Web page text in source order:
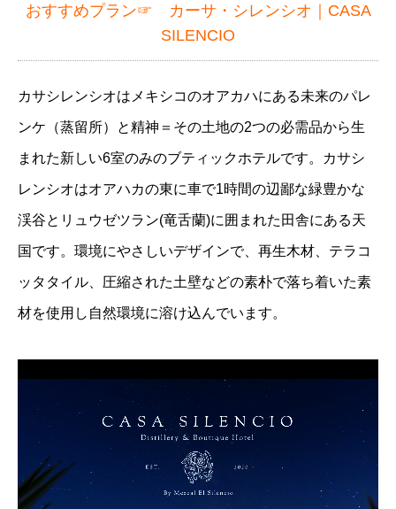
おすすめプラン☞
カーサ・シレンシオ｜CASA
SILENCIO
カサシレンシオはメキシコのオアカハにある未来のパレ
ンケ（蒸留所）と精神＝その土地の2つの必需品から生
まれた新しい6室のみのブティックホテルです。カサシ
レンシオはオアハカの東に車で1時間の辺鄙な緑豊かな
渓谷とリュウゼツラン(竜舌蘭)に囲まれた田舎にある天
国です。環境にやさしいデザインで、再生木材、テラコ
ッタタイル、圧縮された土壁などの素朴で落ち着いた素
材を使用し自然環境に溶け込んでいます。